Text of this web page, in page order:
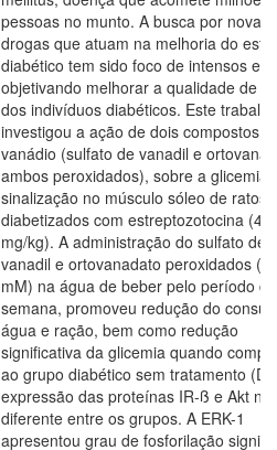
pessoas no munto. A busca por novas
drogas que atuam na melhoria do
diabético tem sido foco de intensos
objetivando melhorar a qualidade de
dos indivíduos diabéticos. Este trabalho
investigou a ação de dois compostos
vanádio (sulfato de vanadil e
ambos peroxidados), sobre a glicemia
sinalização no músculo sóleo de ratos
diabetizados com estreptozotocina (45
mg/kg). A administração do sulfato de
vanadil e ortovanadato peroxidados
mM) na água de beber pelo período
semana, promoveu redução do
água e ração, bem como redução
significativa da glicemia quando
ao grupo diabético sem tratamento
expressão das proteínas IR-ß e Akt
diferente entre os grupos. A ERK-1
apresentou grau de fosforilação